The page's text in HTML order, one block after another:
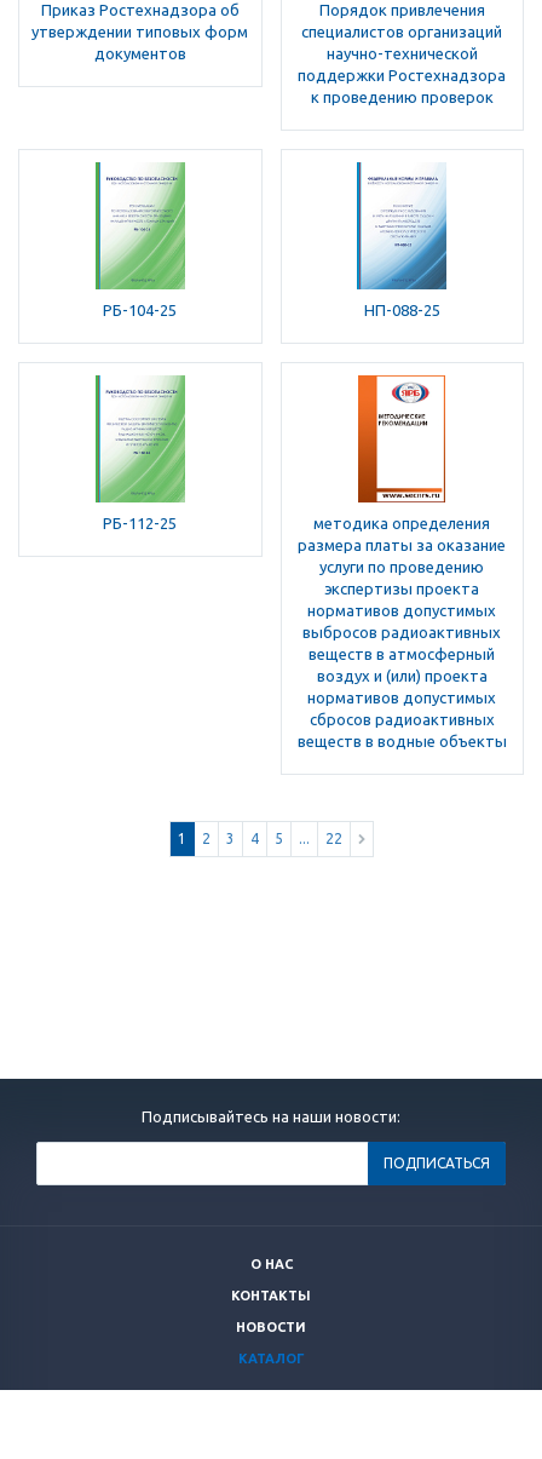
Приказ Ростехнадзора об
утверждении типовых форм
документов
Порядок привлечения
специалистов организаций
научно-технической
поддержки Ростехнадзора
к проведению проверок
РБ-104-25 НП-088-25
РБ-112-25
методика определения
размера платы за оказание
услуги по проведению
экспертизы проекта
нормативов допустимых
выбросов радиоактивных
веществ в атмосферный
воздух и (или) проекта
нормативов допустимых
сбросов радиоактивных
веществ в водные объекты
1 2 3 4 5 ... 22
Подписывайтесь на наши новости:
О НАС
КОНТАКТЫ
НОВОСТИ
КАТАЛОГ